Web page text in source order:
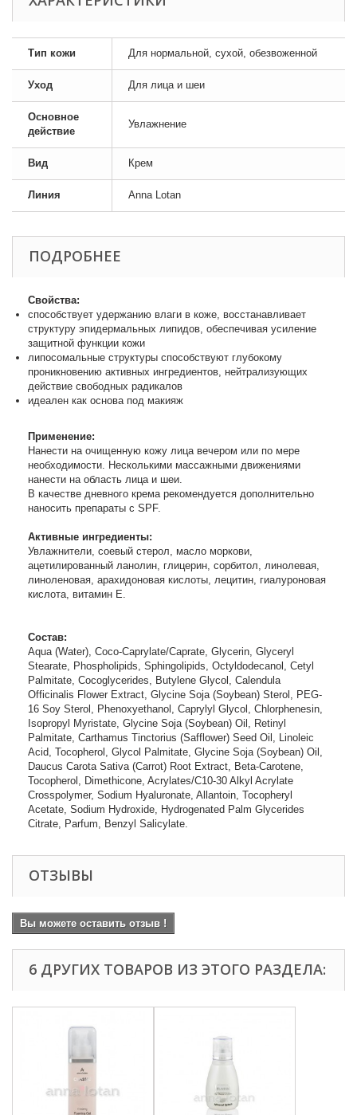
Тип кожи Для нормальной, сухой, обезвоженной
Уход Для лица и шеи
Основное
действие
Увлажнение
Вид Крем
Линия Anna Lotan
ПОДРОБНЕЕ
Свойства:
способствует удержанию влаги в коже, восстанавливает
структуру эпидермальных липидов, обеспечивая усиление
защитной функции кожи
липосомальные структуры способствуют глубокому
проникновению активных ингредиентов, нейтрализующих
действие свободных радикалов
идеален как основа под макияж
Применение:
Нанести на очищенную кожу лица вечером или по мере
необходимости. Несколькими массажными движениями
нанести на область лица и шеи.
В качестве дневного крема рекомендуется дополнительно
наносить препараты с SPF.
Активные ингредиенты:
Увлажнители, соевый стерол, масло моркови,
ацетилированный ланолин, глицерин, сорбитол, линолевая,
линоленовая, арахидоновая кислоты, лецитин, гиалуроновая
кислота, витамин Е.
Состав:
Aqua (Water), Coco-Caprylate/Caprate, Glycerin, Glyceryl
Stearate, Phospholipids, Sphingolipids, Octyldodecanol, Cetyl
Palmitate, Cocoglycerides, Butylene Glycol, Calendula
Officinalis Flower Extract, Glycine Soja (Soybean) Sterol, PEG-
16 Soy Sterol, Phenoxyethanol, Caprylyl Glycol, Chlorphenesin,
Isopropyl Myristate, Glycine Soja (Soybean) Oil, Retinyl
Palmitate, Carthamus Tinctorius (Safflower) Seed Oil, Linoleic
Acid, Tocopherol, Glycol Palmitate, Glycine Soja (Soybean) Oil,
Daucus Carota Sativa (Carrot) Root Extract, Beta-Carotene,
Tocopherol, Dimethicone, Acrylates/C10-30 Alkyl Acrylate
Crosspolymer, Sodium Hyaluronate, Allantoin, Tocopheryl
Acetate, Sodium Hydroxide, Hydrogenated Palm Glycerides
Citrate, Parfum, Benzyl Salicylate.
ОТЗЫВЫ
Вы можете оставить отзыв !
6 ДРУГИХ ТОВАРОВ ИЗ ЭТОГО РАЗДЕЛА: